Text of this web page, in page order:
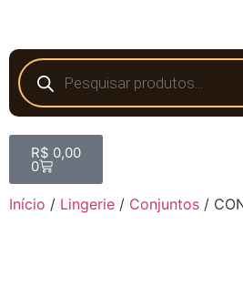
R$ 0,00
0
Início / Lingerie / Conjuntos /